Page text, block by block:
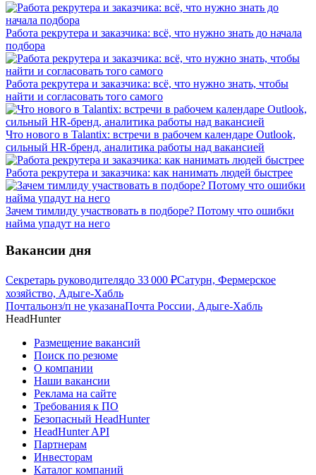
Работа рекрутера и заказчика: всё, что нужно знать до начала
подбора
Работа рекрутера и заказчика: всё, что нужно знать, чтобы
найти и согласовать того самого
Что нового в Talantix: встречи в рабочем календаре Outlook,
сильный HR-бренд, аналитика работы над вакансией
Работа рекрутера и заказчика: как нанимать людей быстрее
Зачем тимлиду участвовать в подборе? Потому что ошибки
найма упадут на него
Вакансии дня
Секретарь руководителядо 33 000 ₽Сатурн, Фермерское
хозяйство, Адыге-Хабль
Почтальонз/п не указанаПочта России, Адыге-Хабль
HeadHunter
Размещение вакансий
Поиск по резюме
О компании
Наши вакансии
Реклама на сайте
Требования к ПО
Безопасный HeadHunter
HeadHunter API
Партнерам
Инвесторам
Каталог компаний